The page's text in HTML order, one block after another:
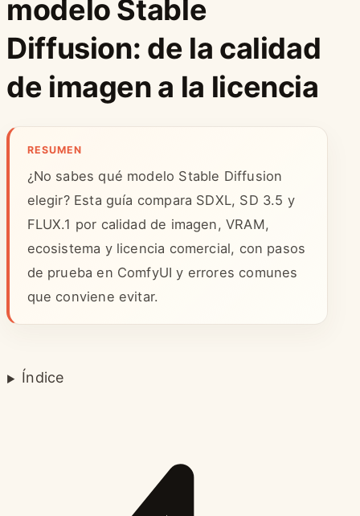
modelo Stable
Diffusion: de la calidad
de imagen a la licencia
RESUMEN
¿No sabes qué modelo Stable Diffusion
elegir? Esta guía compara SDXL, SD 3.5 y
FLUX.1 por calidad de imagen, VRAM,
ecosistema y licencia comercial, con pasos
de prueba en ComfyUI y errores comunes
que conviene evitar.
Índice